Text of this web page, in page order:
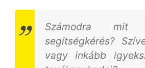
Számodra
segítségkérés?
vagy inkább